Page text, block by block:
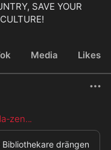
SAVE YOUR
Media Likes
zen...
drängen